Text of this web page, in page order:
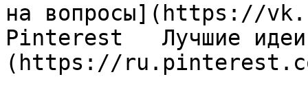
на вопросы](https://
Pinterest   Лучшие
(https://